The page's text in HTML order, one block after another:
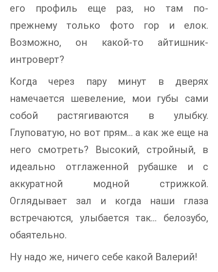
его профиль еще раз, но там по-
прежнему только фото гор и елок.
Возможно, он какой-то айтишник-
интроверт?
Когда через пару минут в дверях
намечается шевеление, мои губы сами
собой растягиваются в улыбку.
Глуповатую, но вот прям… а как же еще на
него смотреть? Высокий, стройный, в
идеально отглаженной рубашке и с
аккуратной модной стрижкой.
Оглядывает зал и когда наши глаза
встречаются, улыбается так... белозубо,
обаятельно.
Ну надо же, ничего себе какой Валерий!